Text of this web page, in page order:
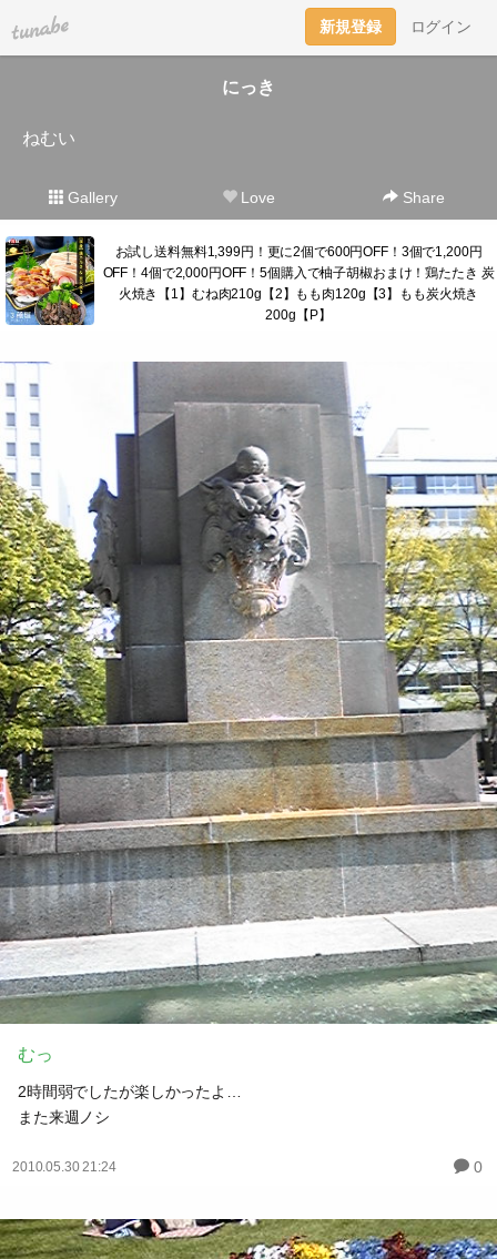
tuna.be 新規登録 ログイン
にっき
ねむい
Gallery Love Share
お試し送料無料1,399円！更に2個で600円OFF！3個で1,200円
OFF！4個で2,000円OFF！5個購入で柚子胡椒おまけ！鶏たたき 炭
火焼き【1】むね肉210g【2】もも肉120g【3】もも炭火焼き
200g【P】
むっ
2時間弱でしたが楽しかったよ…
また来週ノシ
2010.05.30 21:24 0